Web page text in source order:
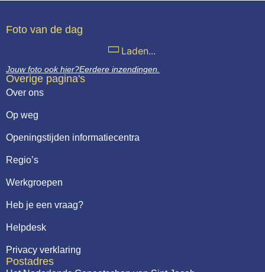
Foto van de dag
Laden...
Jouw foto ook hier?Eerdere inzendingen.
Overige pagina's
Over ons
Op weg
Openingstijden informatiecentra
Regio’s
Werkgroepen
Heb je een vraag?
Helpdesk
Privacy verklaring
Postadres